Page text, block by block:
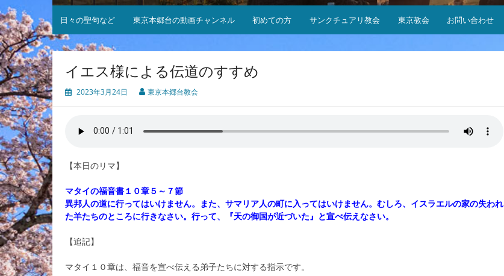
日々の聖句など 東京本郷台の動画チャンネル 初めての方 サンクチュアリ教会 東京教会 お問い合わせ
イエス様による伝道のすすめ
2023年3月24日 東京本郷台教会
【本日のリマ】
マタイの福音書１０章５～７節
異邦人の道に行ってはいけません。また、サマリア人の町に入ってはいけません。むしろ、イスラエルの家の失われ
た羊たちのところに行きなさい。行って、『天の御国が近づいた』と宣べ伝えなさい。
【追記】
マタイ１０章は、福音を宣べ伝える弟子たちに対する指示です。